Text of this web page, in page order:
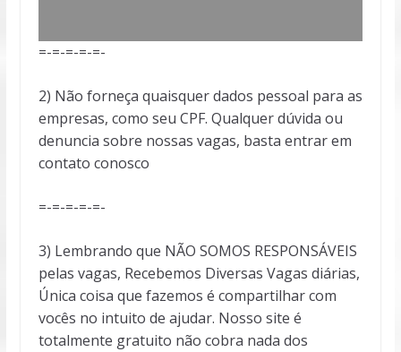
=-=-=-=-=-
2) Não forneça quaisquer dados pessoal para as
empresas, como seu CPF. Qualquer dúvida ou
denuncia sobre nossas vagas, basta entrar em
contato conosco
=-=-=-=-=-
3) Lembrando que NÃO SOMOS RESPONSÁVEIS
pelas vagas, Recebemos Diversas Vagas diárias,
Única coisa que fazemos é compartilhar com
vocês no intuito de ajudar. Nosso site é
totalmente gratuito não cobra nada dos